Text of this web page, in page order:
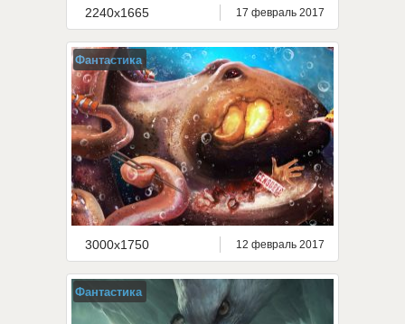
2240x1665 17 февраль 2017
Фантастика
3000x1750 12 февраль 2017
Фантастика